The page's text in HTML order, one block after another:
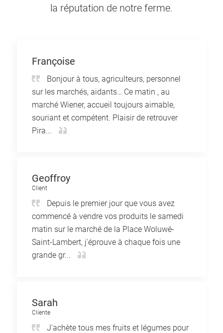
la réputation de notre ferme.
Françoise
Bonjour à tous, agriculteurs, personnel
sur les marchés, aidants… Ce matin , au
marché Wiener, accueil toujours aimable,
souriant et compétent. Plaisir de retrouver
Pira...
Geoffroy
Client
Depuis le premier jour que vous avez
commencé à vendre vos produits le samedi
matin sur le marché de la Place Woluwé-
Saint-Lambert, j'éprouve à chaque fois une
grande gr...
Sarah
Cliente
J'achète tous mes fruits et légumes pour